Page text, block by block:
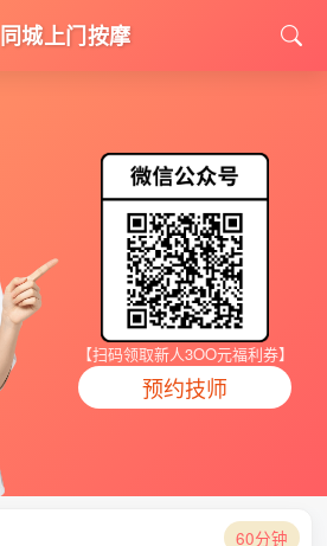
同城上门按摩
【扫码领取新人3OO元福利券】
预约技师
60分钟